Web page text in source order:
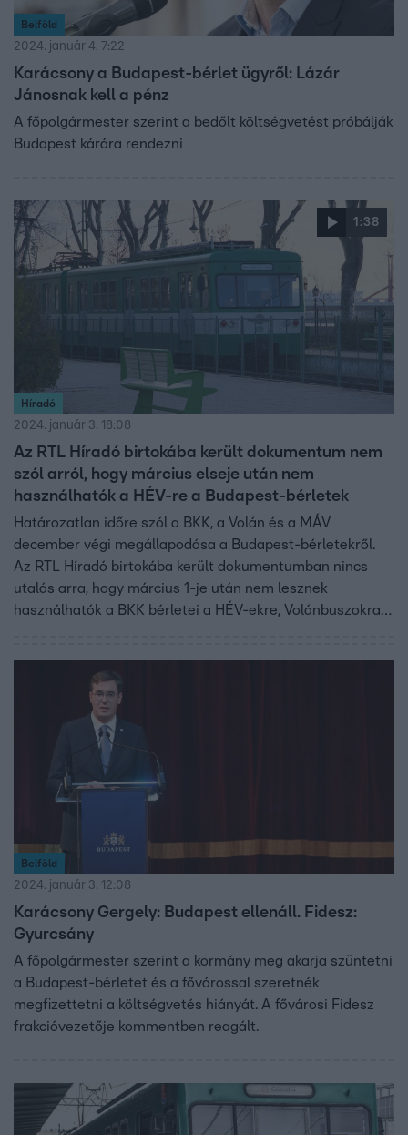
Belföld
2024. január 4. 7:22
Karácsony a Budapest-bérlet ügyről: Lázár
Jánosnak kell a pénz
A főpolgármester szerint a bedőlt költségvetést próbálják
Budapest kárára rendezni
1:38
Híradó
2024. január 3. 18:08
Az RTL Híradó birtokába került dokumentum nem
szól arról, hogy március elseje után nem
használhatók a HÉV-re a Budapest-bérletek
Határozatlan időre szól a BKK, a Volán és a MÁV
december végi megállapodása a Budapest-bérletekről.
Az RTL Híradó birtokába került dokumentumban nincs
utalás arra, hogy március 1-je után nem lesznek
használhatók a BKK bérletei a HÉV-ekre, Volánbuszokra
szerint a BKK nem mondta fel a frissen megkötött
szerződést, az Építési és Közlekedési Minisztérium nem
válaszolt a Híradó kérdéseire.
Belföld
2024. január 3. 12:08
Karácsony Gergely: Budapest ellenáll. Fidesz:
Gyurcsány
A főpolgármester szerint a kormány meg akarja szüntetni
a Budapest-bérletet és a fővárossal szeretnék
megfizettetni a költségvetés hiányát. A fővárosi Fidesz
frakcióvezetője kommentben reagált.